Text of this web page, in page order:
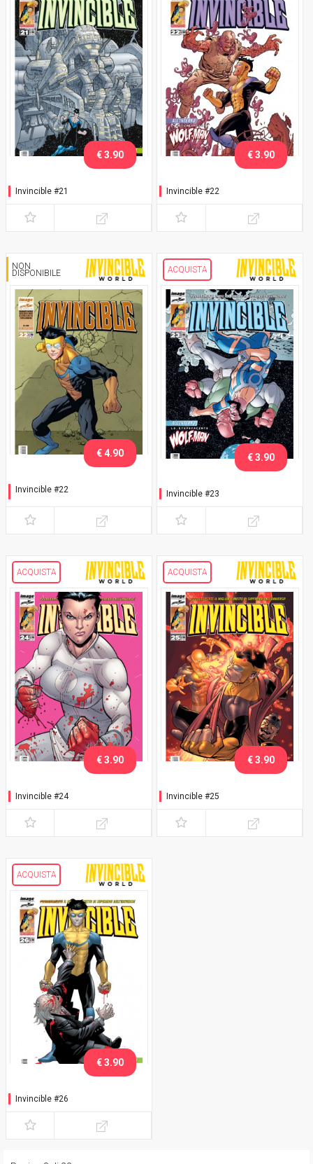
Invincible #21
€ 3.90
Invincible #22
€ 3.90
NON
DISPONIBILE
Invincible #22
€ 4.90
ACQUISTA
Invincible #23
€ 3.90
ACQUISTA
Invincible #24
€ 3.90
ACQUISTA
Invincible #25
€ 3.90
ACQUISTA
Invincible #26
€ 3.90